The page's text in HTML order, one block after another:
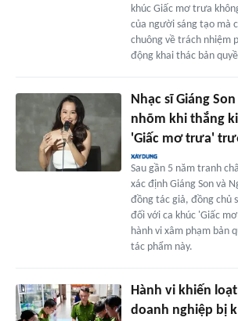
khúc Giấc mơ trưa
của người sáng tạo mà
chuông về trách nhiệm
động khai thác bản
Nhạc sĩ Giáng
nhõm khi thắng
'Giấc mơ trưa'
Sau gần 5 năm tranh
xác định Giáng Son và
đồng tác giả, đồng chủ
đối với ca khúc 'Giấc
hành vi xâm phạm bản
tác phẩm này.
Hành vi khiến
doanh nghiệp bị